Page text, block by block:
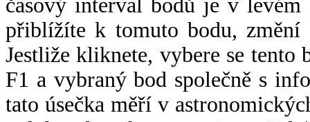
časový interval bodů je v
přiblížíte k tomuto bodu,
Jestliže kliknete, vybere se tento
F1 a vybraný bod společně s
tato úsečka měří v